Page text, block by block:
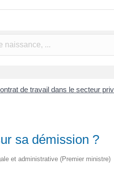
de travail dans le secteur
sa démission ?
et administrative (Premier ministre)